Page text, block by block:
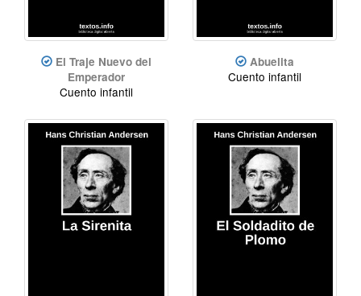
El Traje Nuevo del
Emperador
Cuento infantil
Abuelita
Cuento infantil